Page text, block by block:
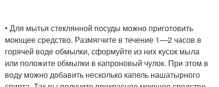
• Для мытья стеклянной посуды можно приготовить
моющее средство. Размягчите в течение 1—2 часов в
горячей воде обмылки, сформуйте из них кусок мыла
или положите обмылки в капроновый чулок. При этом в
воду можно добавить несколько капель нашатырного